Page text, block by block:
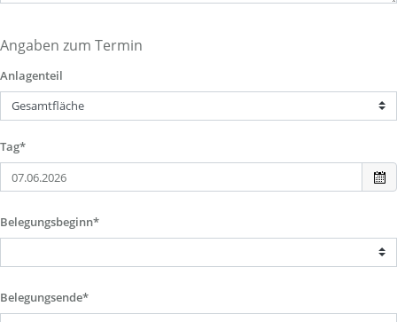
Angaben zum Termin
Anlagenteil
Tag*
Belegungsbeginn*
Belegungsende*